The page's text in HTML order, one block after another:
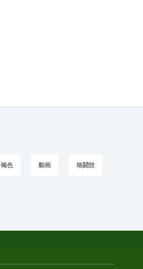
褐色 動画 格闘技